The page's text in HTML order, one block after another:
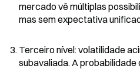
mercado vê múltiplas
mas sem expectativa
Terceiro nível: volatilidade
subavaliada. A